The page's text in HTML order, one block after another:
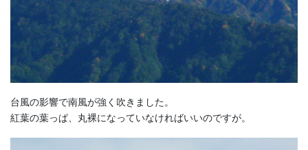
台風の影響で南風が強く吹きました。
紅葉の葉っぱ、丸裸になっていなければいいのですが。